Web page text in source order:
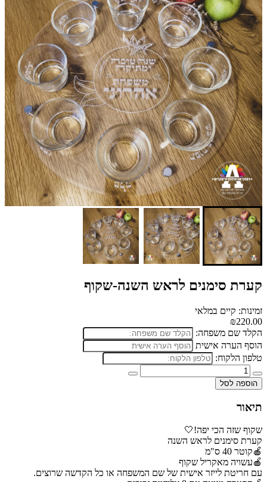
קערת סימנים לראש השנה-שקוף
זמינות: קיים במלאי
₪220.00
הקלד שם משפחה:
הוסף הערה אישית
טלפון הלקוח:
הוספה לסל
תיאור
שקוף שזה הכי יפה!🤍
קערת סימנים לראש השנה
🍎קוטר 40 ס"מ
🍎עשויה מאקריל שקוף
עם חריטת לייזר אישית של שם המשפחה או כל הקדשה שרוצים.